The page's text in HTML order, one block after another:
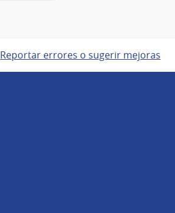
Reportar errores o sugerir mejoras